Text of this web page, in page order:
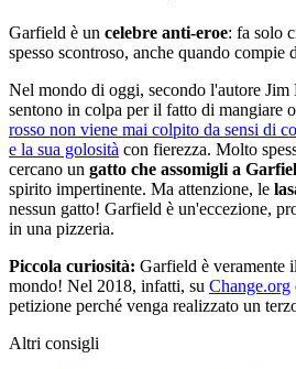
Garfield è un celebre anti-eroe: fa solo
spesso scontroso, anche quando compie
Nel mondo di oggi, secondo l'autore Jim
sentono in colpa per il fatto di mangiare
rosso non viene mai colpito da sensi di
e la sua golosità con fierezza. Molto
cercano un gatto che assomigli a
spirito impertinente. Ma attenzione, le
nessun gatto! Garfield è un'eccezione,
in una pizzeria.
Piccola curiosità: Garfield è veramente
mondo! Nel 2018, infatti, su Change.org
petizione perché venga realizzato un
Altri consigli